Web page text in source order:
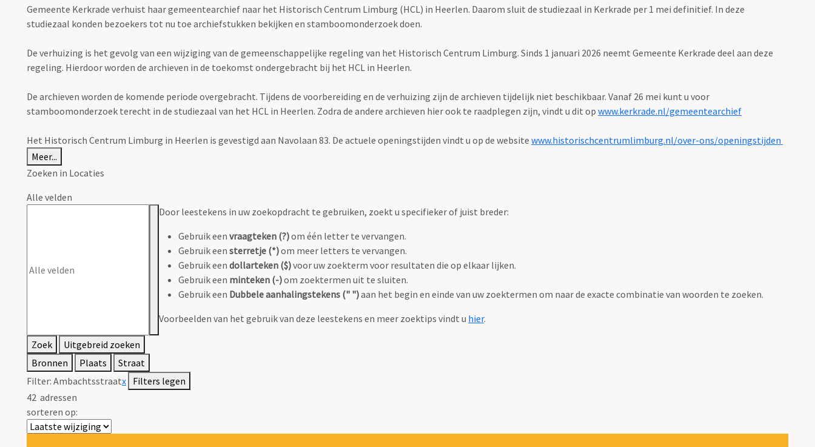
Gemeente Kerkrade verhuist haar gemeentearchief naar het Historisch Centrum Limburg (HCL) in Heerlen. Daarom sluit de studiezaal in Kerkrade per 1 mei definitief. In deze
studiezaal konden bezoekers tot nu toe archiefstukken bekijken en stamboomonderzoek doen.
De verhuizing is het gevolg van een wijziging van de gemeenschappelijke regeling van het Historisch Centrum Limburg. Sinds 1 januari 2026 neemt Gemeente Kerkrade deel aan deze
regeling. Hierdoor worden de archieven in de toekomst ondergebracht bij het HCL in Heerlen.
De archieven worden de komende periode overgebracht. Tijdens de voorbereiding en de verhuizing zijn de archieven tijdelijk niet beschikbaar. Vanaf 26 mei kunt u voor
stamboomonderzoek terecht in de studiezaal van het HCL in Heerlen. Zodra de andere archieven hier ook te raadplegen zijn, vindt u dit op www.kerkrade.nl/gemeentearchief
Het Historisch Centrum Limburg in Heerlen is gevestigd aan Navolaan 83. De actuele openingstijden vindt u op de website www.historischcentrumlimburg.nl/over-ons/openingstijden
Meer...
Zoeken in Locaties
Alle velden
Door leestekens in uw zoekopdracht te gebruiken, zoekt u specifieker of juist breder:
Gebruik een vraagteken (?)om één letter te vervangen.
Gebruik een sterretje (*)om meer letters te vervangen.
Gebruik een dollarteken ($)voor uw zoekterm voor resultaten die op elkaar lijken.
Gebruik een minteken (-)om zoektermen uit te sluiten.
Gebruik een Dubbele aanhalingstekens (" ")aan het begin en einde van uw zoektermen om naar de exacte combinatie van woorden te zoeken.
Voorbeelden van het gebruik van deze leestekens en meer zoektips vindt u hier.
Zoek
Uitgebreid zoeken
Bronnen
Plaats
Straat
Filter: Ambachtsstraatx Filters legen
42 adressen
sorteren op: